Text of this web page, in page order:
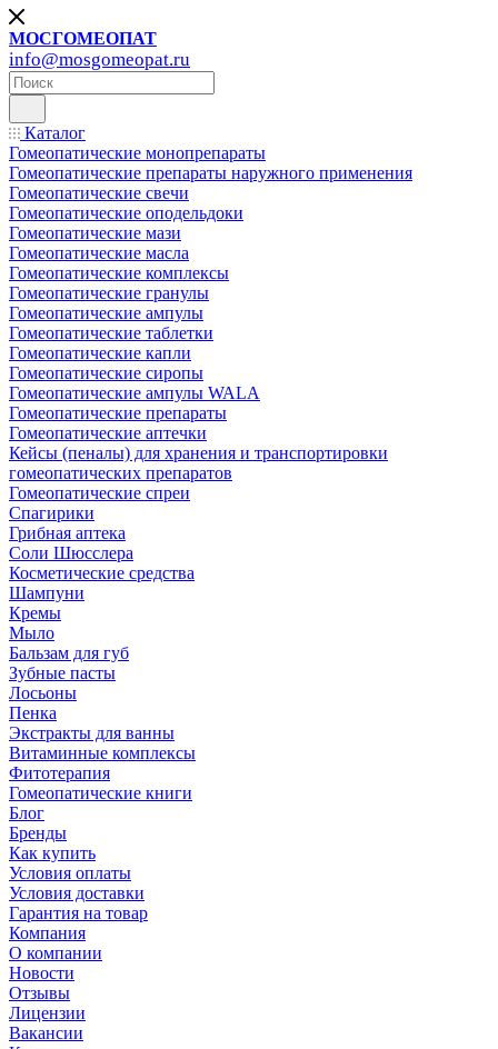
МОСГОМЕОПАТ
info@mosgomeopat.ru
Каталог
Гомеопатические монопрепараты
Гомеопатические препараты наружного применения
Гомеопатические свечи
Гомеопатические оподельдоки
Гомеопатические мази
Гомеопатические масла
Гомеопатические комплексы
Гомеопатические гранулы
Гомеопатические ампулы
Гомеопатические таблетки
Гомеопатические капли
Гомеопатические сиропы
Гомеопатические ампулы WALA
Гомеопатические препараты
Гомеопатические аптечки
Кейсы (пеналы) для хранения и транспортировки
гомеопатических препаратов
Гомеопатические спреи
Спагирики
Грибная аптека
Соли Шюсслера
Косметические средства
Шампуни
Кремы
Мыло
Бальзам для губ
Зубные пасты
Лосьоны
Пенка
Экстракты для ванны
Витаминные комплексы
Фитотерапия
Гомеопатические книги
Блог
Бренды
Как купить
Условия оплаты
Условия доставки
Гарантия на товар
Компания
О компании
Новости
Отзывы
Лицензии
Вакансии